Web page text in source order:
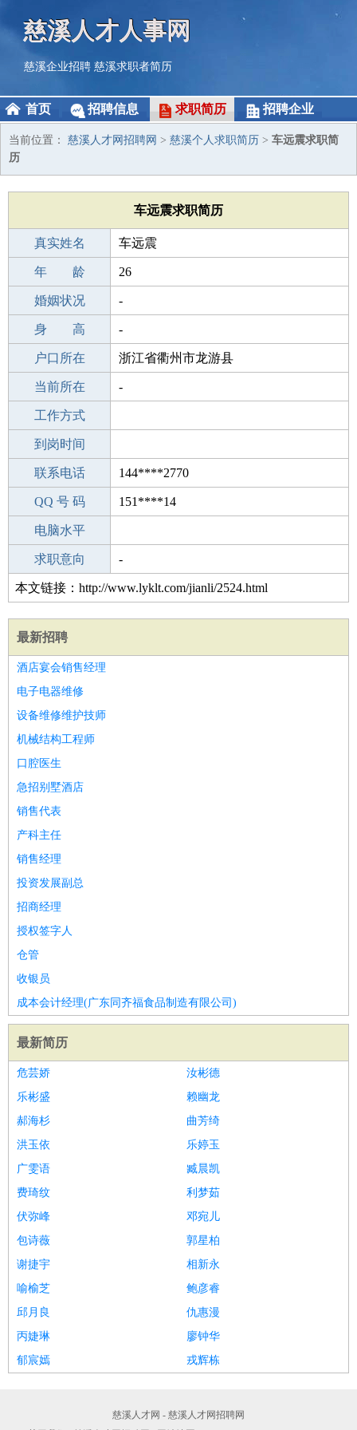
慈溪人才人事网
慈溪企业招聘 慈溪求职者简历
首页 招聘信息 求职简历 招聘企业
当前位置： 慈溪人才网招聘网 > 慈溪个人求职简历 > 车远震求职简
历
车远震求职简历
真实姓名 车远震
性 别 男
年 龄 26
出生年月 2000-06-08
婚姻状况 -
学 历 成人教育
身 高 -
毕业学校 天津天工职业技能培训中心
户口所在 浙江省衢州市龙游县
所学专业 -
当前所在 -
工作经验
工作方式
驾 照
到岗时间
期望月薪
联系电话 144****2770
手机号码 144****2770
QQ 号 码 151****14
微信号码
电脑水平
外语水平
求职意向 -
本文链接：http://www.lyklt.com/jianli/2524.html
最新招聘
酒店宴会销售经理
电子电器维修
设备维修维护技师
机械结构工程师
口腔医生
急招别墅酒店
销售代表
产科主任
销售经理
投资发展副总
招商经理
授权签字人
仓管
收银员
成本会计经理(广东同齐福食品制造有限公司)
最新简历
危芸娇
汝彬德
乐彬盛
赖幽龙
郝海杉
曲芳绮
洪玉依
乐婷玉
广雯语
臧晨凯
费琦纹
利梦茹
伏弥峰
邓宛儿
包诗薇
郭星柏
谢捷宇
相新永
喻榆芝
鲍彦睿
邱月良
仇惠漫
丙婕琳
廖钟华
郁宸嫣
戎辉栋
慈溪人才网 - 慈溪人才网招聘网